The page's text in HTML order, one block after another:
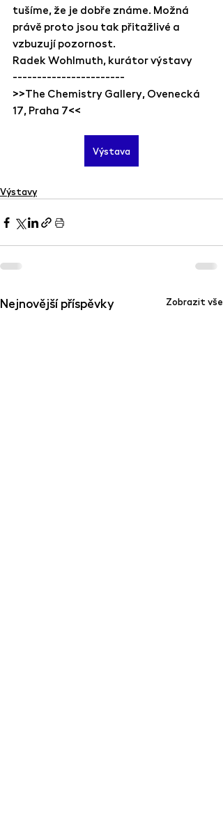
tušíme, že je dobře známe. Možná
právě proto jsou tak přitažlivé a
vzbuzují pozornost.
Radek Wohlmuth, kurátor výstavy
-----------------------
>>The Chemistry Gallery, Ovenecká
17, Praha 7<<
Výstava
Výstavy
Nejnovější příspěvky Zobrazit vše